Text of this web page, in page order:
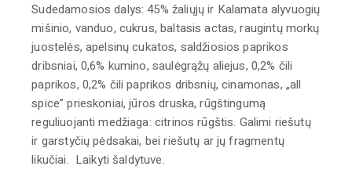
Sudedamosios dalys: 45% žaliųjų ir Kalamata alyvuogių
mišinio, vanduo, cukrus, baltasis actas, raugintų morkų
juostelės, apelsinų cukatos, saldžiosios paprikos
dribsniai, 0,6% kumino, saulėgrąžų aliejus, 0,2% čili
paprikos, 0,2% čili paprikos dribsnių, cinamonas, „all
spice” prieskoniai, jūros druska, rūgštingumą
reguliuojanti medžiaga: citrinos rūgštis. Galimi riešutų
ir garstyčių pėdsakai, bei riešutų ar jų fragmentų
likučiai. Laikyti šaldytuve.